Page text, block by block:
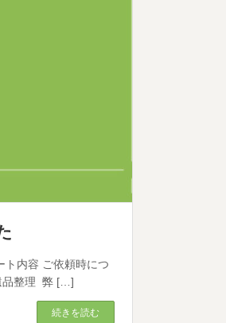
ト内容 ご依頼時につ
品整理 弊 […]
続きを読む